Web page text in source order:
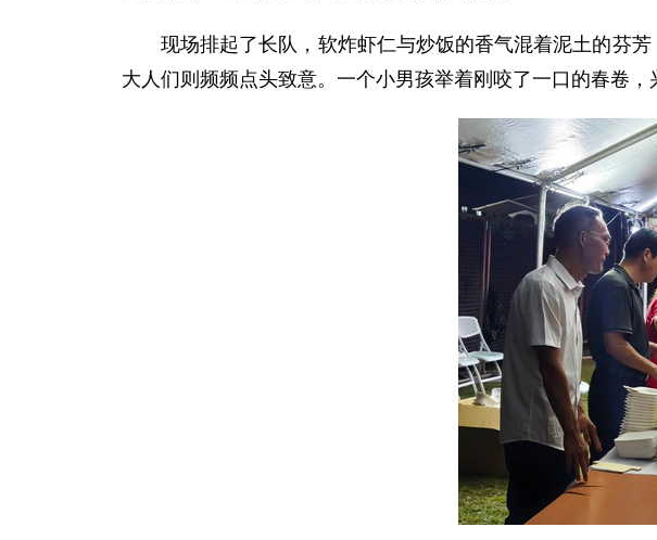
现场排起了长队，软炸虾仁与炒饭的香气混着泥土的芬
大人们则频频点头致意。一个小男孩举着刚咬了一口的春卷